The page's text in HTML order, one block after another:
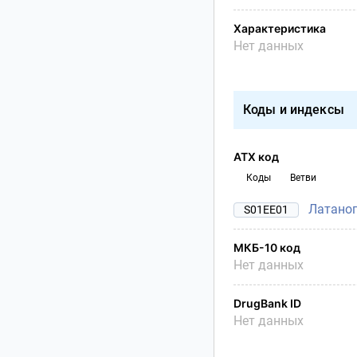
Характеристика
Нет данных
Коды и индексы
АТХ код
Коды Ветви
S01EE01
МКБ-10 код
Нет данных
DrugBank ID
Нет данных